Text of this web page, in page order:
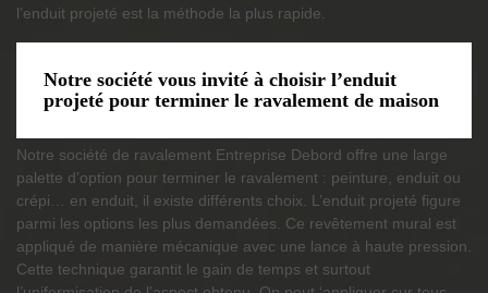
l’enduit projeté est la méthode la plus rapide.
Notre société vous invité à choisir l’enduit
projeté pour terminer le ravalement de maison
Notre société de ravalement Entreprise Debord offre une large
palette d’option pour terminer le ravalement : peinture, enduit ou
crépi… en enduit, il existe différents choix. L’enduit projeté figure
parmi les options les plus demandées. Ce revêtement mural est
appliqué de manière mécanique avec une lance à haute pression.
Cette technique garantit le gain de temps et surtout